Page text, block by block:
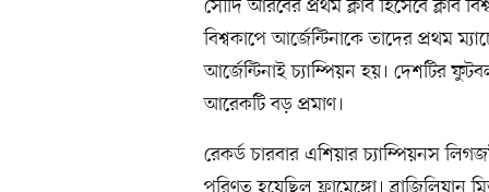
সৌদি আরবের প্রথম ক্লাব হিসেবে ক্লাব
বিশ্বকাপে আর্জেন্টিনাকে তাদের প্রথম
আর্জেন্টিনাই চ্যাম্পিয়ন হয়। দেশটির
আরেকটি বড় প্রমাণ।
রেকর্ড চারবার এশিয়ার চ্যাম্পিয়নস